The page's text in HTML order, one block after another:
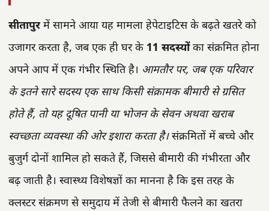
सीतापुरमें सामने आया यह मामला हेपेटाइटिस के बढ़ते खतरे को
उजागर करता है, जब एक ही घर के 11 सदस्योंका संक्रमित होना
अपने आप में एक गंभीर स्थिति है। आमतौर पर, जब एक परिवार
के इतने सारे सदस्य एक साथ किसी संक्रामक बीमारी से ग्रसित
होते हैं, तो यह दूषित पानी या भोजन के सेवन अथवा खराब
स्वच्छता व्यवस्था की ओर इशारा करता है।संक्रमितों में बच्चे और
बुजुर्ग दोनों शामिल हो सकते हैं, जिससे बीमारी की गंभीरता और
बढ़ जाती है। स्वास्थ्य विशेषज्ञों का मानना है कि इस तरह के
क्लस्टर संक्रमण से समुदाय में तेजी से बीमारी फैलने का खतरा